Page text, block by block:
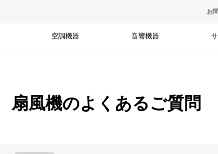
お
空調機器 音響機器
扇風機のよくあるご質問